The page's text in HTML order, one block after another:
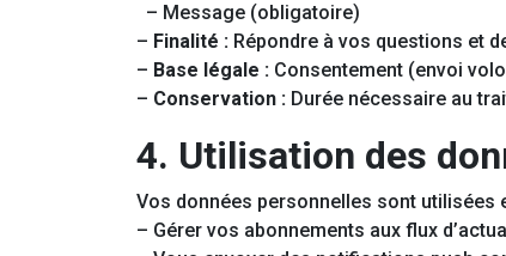
– Message (obligatoire)
– Finalité : Répondre à vos questions et
– Base légale : Consentement (envoi
– Conservation : Durée nécessaire au
4. Utilisation des
Vos données personnelles sont utilisées
– Gérer vos abonnements aux flux